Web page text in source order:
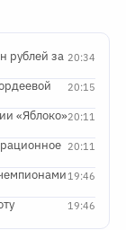
20:34
рублей за
20:15
20:11
«Яблоко»
20:11
19:46
19:46